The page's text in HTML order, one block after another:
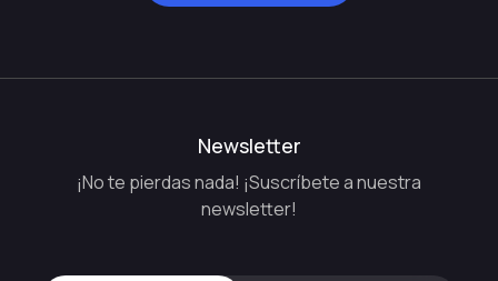
Newsletter
¡No te pierdas nada! ¡Suscríbete a nuestra
newsletter!